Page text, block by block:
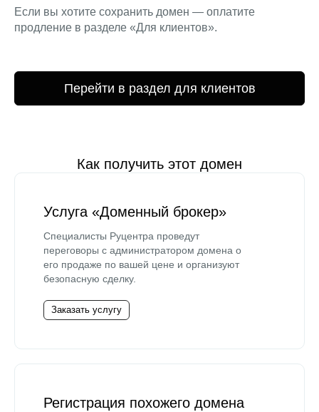
Если вы хотите сохранить домен — оплатите
продление в разделе «Для клиентов».
Перейти в раздел для клиентов
Как получить этот домен
Услуга «Доменный брокер»
Специалисты Руцентра проведут
переговоры с администратором домена о
его продаже по вашей цене и организуют
безопасную сделку.
Заказать услугу
Регистрация похожего домена